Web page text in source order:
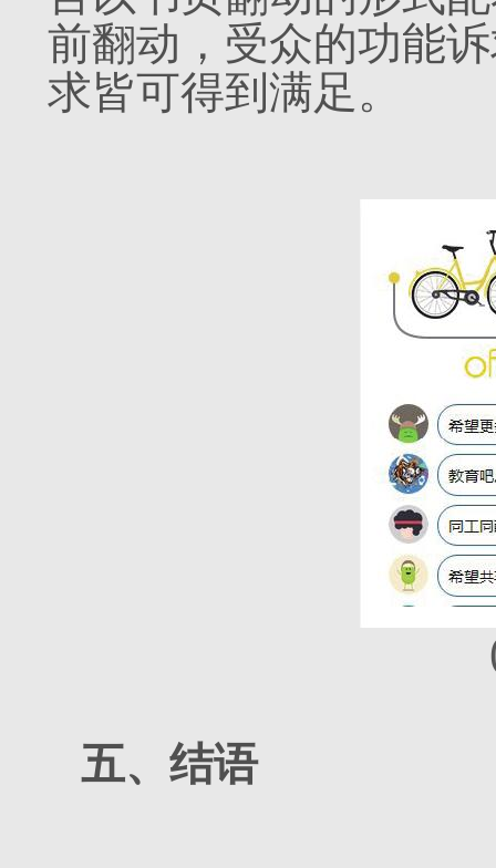
前翻动，受众的功能
求皆可得到满足。
五、结语